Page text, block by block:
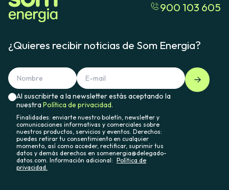
900 103 605
¿Quieres recibir noticias de Som Energia?
Al suscribirte a la newsletter estás aceptando la
nuestraPolítica de privacidad.
Finalidades: enviarte nuestro boletín, newsletter y
comunicaciones informativas y comerciales sobre
nuestros productos, servicios y eventos. Derechos:
puedes retirar tu consentimiento en cualquier
momento, así como acceder, rectificar, suprimir tus
datos y demás derechos en somenergia@delegado-
datos.com. Información adicional: Política de
privacidad.